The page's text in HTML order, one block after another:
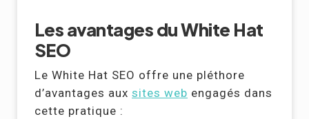
Les avantages du White Hat
SEO
Le White Hat SEO offre une pléthore
d’avantages aux sites web engagés dans
cette pratique :